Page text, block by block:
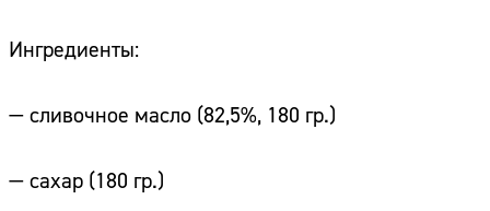
Ингредиенты:
— сливочное масло (82,5%, 180 гр.)
— сахар (180 гр.)